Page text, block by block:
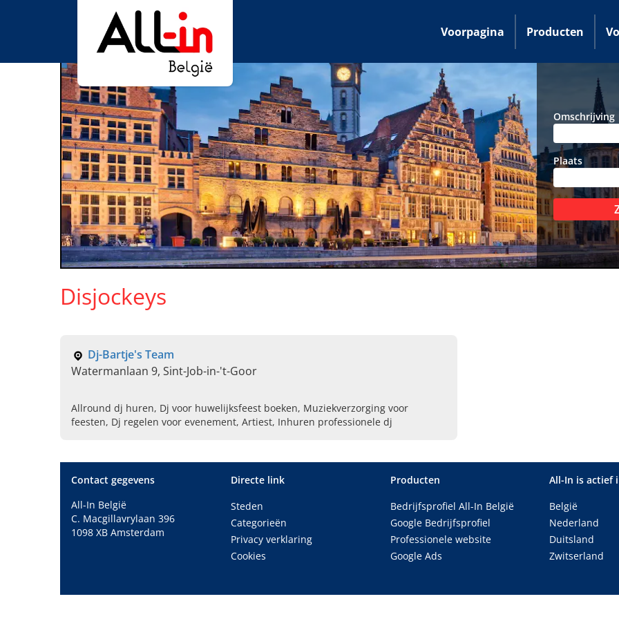
Voorpagina Producten
Omschrijving
Plaats
Disjockeys
Dj-Bartje's Team
Watermanlaan 9, Sint-Job-in-'t-Goor
Allround dj huren, Dj voor huwelijksfeest boeken, Muziekverzorging voor
feesten, Dj regelen voor evenement, Artiest, Inhuren professionele dj
Contact gegevens
All-In België
C. Macgillavrylaan 396
1098 XB Amsterdam
Directe link
Steden
Categorieën
Privacy verklaring
Cookies
Producten
Bedrijfsprofiel All-In België
Google Bedrijfsprofiel
Professionele website
Google Ads
All-In is actief
België
Nederland
Duitsland
Zwitserland